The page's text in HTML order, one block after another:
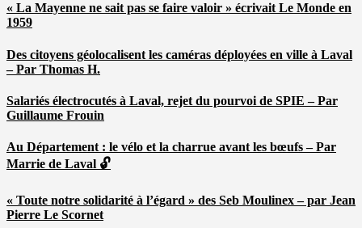
« La Mayenne ne sait pas se faire valoir » écrivait Le Monde en
1959
Des citoyens géolocalisent les caméras déployées en ville à Laval
– Par Thomas H.
Salariés électrocutés à Laval, rejet du pourvoi de SPIE – Par
Guillaume Frouin
Au Département : le vélo et la charrue avant les bœufs – Par
Marrie de Laval 🔓
« Toute notre solidarité à l’égard » des Seb Moulinex – par Jean
Pierre Le Scornet